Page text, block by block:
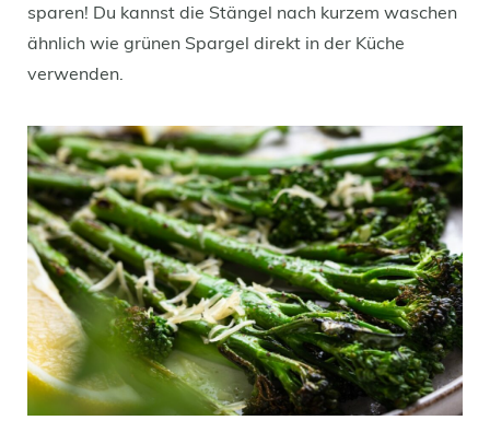
sparen! Du kannst die Stängel nach kurzem waschen
ähnlich wie grünen Spargel direkt in der Küche
verwenden.